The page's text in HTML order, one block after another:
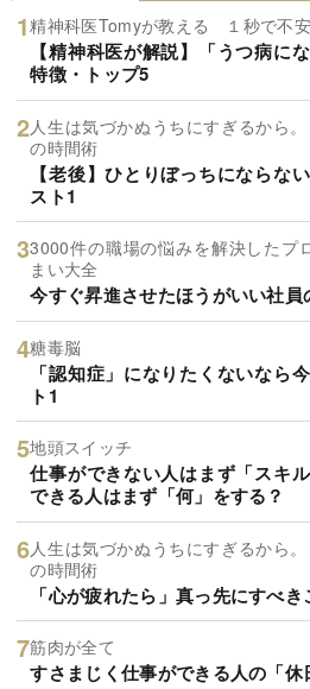
精神科医Tomyが教える １秒で不
【精神科医が解説】「うつ病に
特徴・トップ5
人生は気づかぬうちにすぎるから
の時間術
【老後】ひとりぼっちにならな
スト1
3000件の職場の悩みを解決したプ
まい大全
今すぐ昇進させたほうがいい社員
糖毒脳
「認知症」になりたくないなら
ト1
地頭スイッチ
仕事ができない人はまず「スキ
できる人はまず「何」をする？
人生は気づかぬうちにすぎるから
の時間術
「心が疲れたら」真っ先にすべ
筋肉が全て
すさまじく仕事ができる人の「休